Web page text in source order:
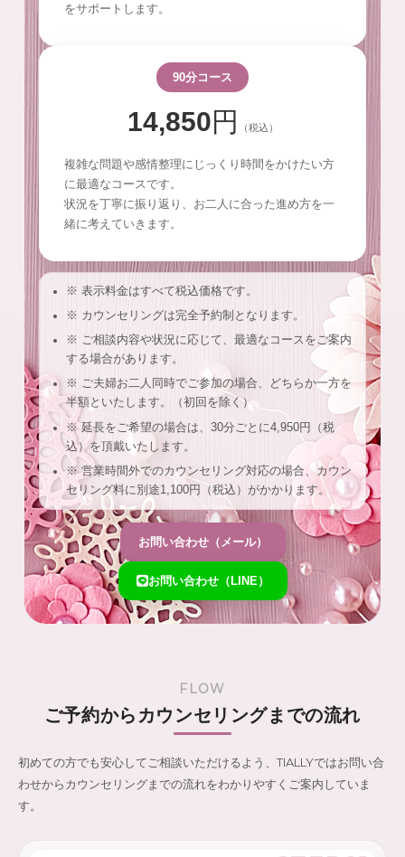
をサポートします。
90分コース
14,850円 （税込）
複雑な問題や感情整理にじっくり時間をかけたい方
に最適なコースです。
状況を丁寧に振り返り、お二人に合った進め方を一
緒に考えていきます。
※ 表示料金はすべて税込価格です。
※ カウンセリングは完全予約制となります。
※ ご相談内容や状況に応じて、最適なコースをご案内
する場合があります。
※ ご夫婦お二人同時でご参加の場合、どちらか一方を
半額といたします。（初回を除く）
※ 延長をご希望の場合は、30分ごとに4,950円（税
込）を頂戴いたします。
※ 営業時間外でのカウンセリング対応の場合、カウン
セリング料に別途1,100円（税込）がかかります。
お問い合わせ（メール）
お問い合わせ（LINE）
FLOW
ご予約からカウンセリングまでの流れ
初めての方でも安心してご相談いただけるよう、TIALLYではお問い合
わせからカウンセリングまでの流れをわかりやすくご案内していま
す。